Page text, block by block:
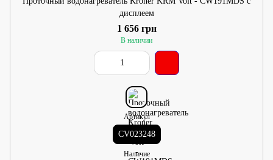
дисплеем
1 656 грн
В наличии
Артикул
CV023248
Наличие